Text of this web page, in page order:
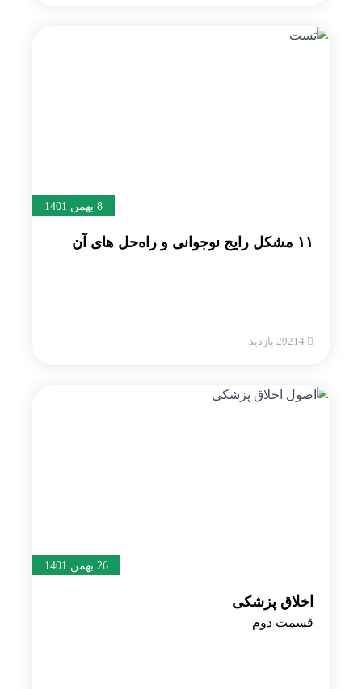
8 بهمن 1401
۱۱ مشکل رایج نوجوانی و راه‌حل های آن‌
29214 بازدید
26 بهمن 1401
اخلاق پزشکی
قسمت دوم